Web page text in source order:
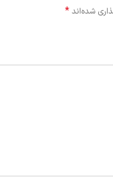
شده‌اند*